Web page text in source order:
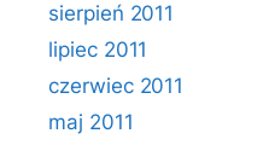
sierpień 2011
lipiec 2011
czerwiec 2011
maj 2011